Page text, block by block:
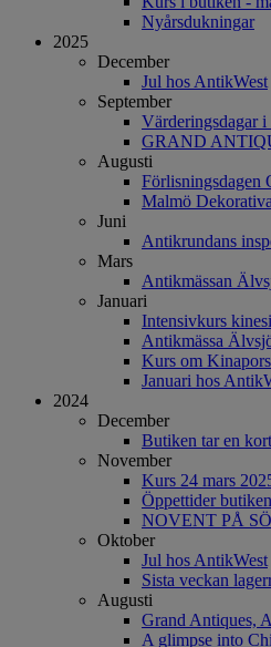
Nyårsdukningar
2025
December
Jul hos AntikWest
September
Värderingsdagar
GRAND
Augusti
Förlisningsdagen
Malmö
Juni
Antikrundans
Mars
Antikmässan
Januari
Intensivkurs
Antikmässa
Kurs om
Januari hos
2024
December
Butiken tar en
November
Kurs 24 mars
Öppettider butiken
NOVENT PÅ
Oktober
Jul hos AntikWest
Sista veckan
Augusti
Grand Antiques,
A glimpse into